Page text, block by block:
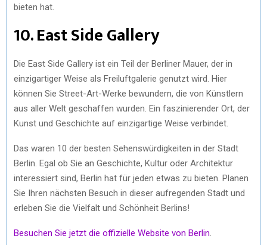
bieten hat.
10. East Side Gallery
Die East Side Gallery ist ein Teil der Berliner Mauer, der in
einzigartiger Weise als Freiluftgalerie genutzt wird. Hier
können Sie Street-Art-Werke bewundern, die von Künstlern
aus aller Welt geschaffen wurden. Ein faszinierender Ort, der
Kunst und Geschichte auf einzigartige Weise verbindet.
Das waren 10 der besten Sehenswürdigkeiten in der Stadt
Berlin. Egal ob Sie an Geschichte, Kultur oder Architektur
interessiert sind, Berlin hat für jeden etwas zu bieten. Planen
Sie Ihren nächsten Besuch in dieser aufregenden Stadt und
erleben Sie die Vielfalt und Schönheit Berlins!
Besuchen Sie jetzt die offizielle Website von Berlin